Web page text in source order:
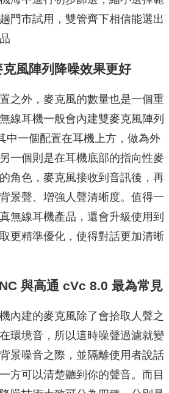
門市試用，雙管齊下相信能選出
風陣列降噪效果更好
之外，麥克風的數量也是一個重
線耳機一般會內建雙麥克風陣列
中一個配置在耳機上方，做為外
一個則是在耳機底部的指向性麥
角色，麥克風接收到音訊後，再
景聲、增強人聲清晰度。值得一
無線耳機產品，還會升級使用到
更精準優化，使得對話更加清晰
與高通 cVc 8.0 最為常見
內建的麥克風除了會拾取人聲之
環境音，所以這時噪聲過濾就變
景噪音之際，並隔離使用者說話
方可以清楚聽到你的聲音。而目